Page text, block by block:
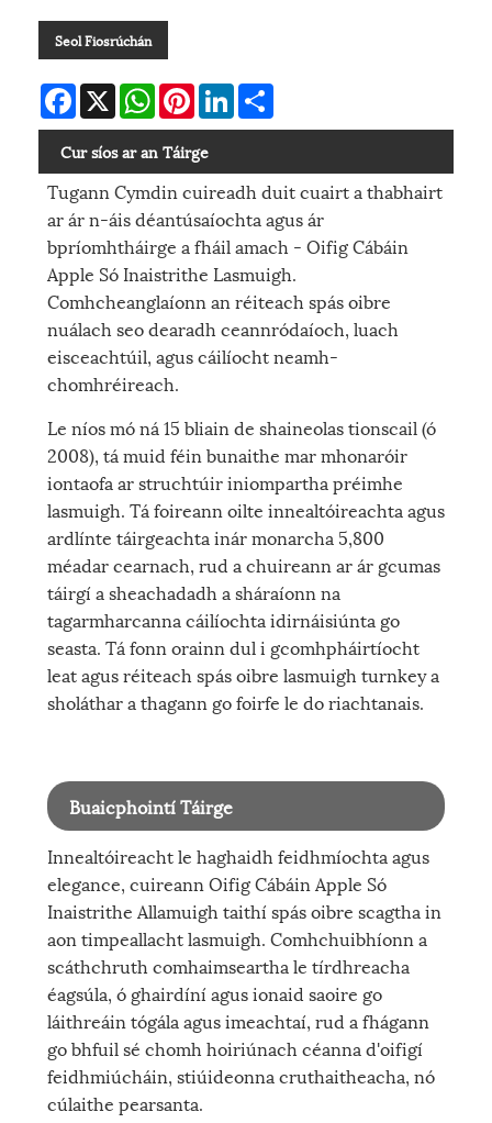
Seol Fiosrúchán
Facebook
X WhatsAppPinterestLinkedIn
Cur síos ar an Táirge
Tugann Cymdin cuireadh duit cuairt a thabhairt
ar ár n-áis déantúsaíochta agus ár
bpríomhtháirge a fháil amach - Oifig Cábáin
Apple Só Inaistrithe Lasmuigh.
Comhcheanglaíonn an réiteach spás oibre
nuálach seo dearadh ceannródaíoch, luach
eisceachtúil, agus cáilíocht neamh-
chomhréireach.
Le níos mó ná 15 bliain de shaineolas tionscail (ó
2008), tá muid féin bunaithe mar mhonaróir
iontaofa ar struchtúir iniompartha préimhe
lasmuigh. Tá foireann oilte innealtóireachta agus
ardlínte táirgeachta inár monarcha 5,800
méadar cearnach, rud a chuireann ar ár gcumas
táirgí a sheachadadh a sháraíonn na
tagarmharcanna cáilíochta idirnáisiúnta go
seasta. Tá fonn orainn dul i gcomhpháirtíocht
leat agus réiteach spás oibre lasmuigh turnkey a
sholáthar a thagann go foirfe le do riachtanais.
Buaicphointí Táirge
Innealtóireacht le haghaidh feidhmíochta agus
elegance, cuireann Oifig Cábáin Apple Só
Inaistrithe Allamuigh taithí spás oibre scagtha in
aon timpeallacht lasmuigh. Comhchuibhíonn a
scáthchruth comhaimseartha le tírdhreacha
éagsúla, ó ghairdíní agus ionaid saoire go
láithreáin tógála agus imeachtaí, rud a fhágann
go bhfuil sé chomh hoiriúnach céanna d'oifigí
feidhmiúcháin, stiúideonna cruthaitheacha, nó
cúlaithe pearsanta.